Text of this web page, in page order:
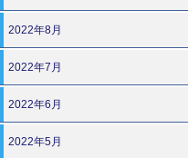
2022年8月
2022年7月
2022年6月
2022年5月